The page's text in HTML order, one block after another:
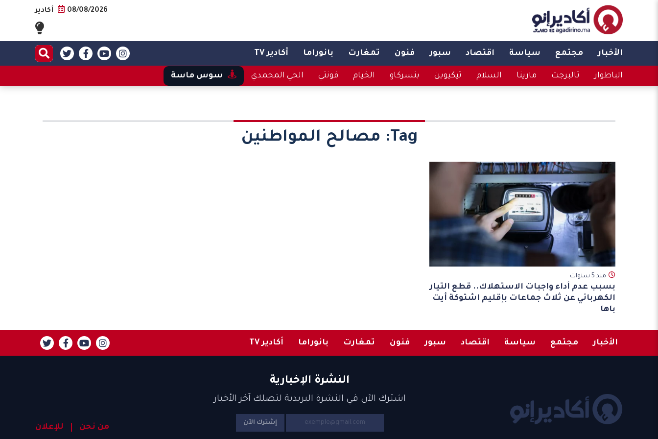
08/08/2026 أكادير
الأخبار مجتمع سياسة اقتصاد سبور فنون تمغارت بانوراما أكادير TV
الباطوار تالبرجت مارينا السلام تيكيوين بنسركاو الخيام فونتي الحي المحمدي سوس ماسة
Tag: مصالح المواطنين
مند 5 سنوات
بسبب عدم أداء واجبات الاستهلاك.. قطع التيار
الكهربائي عن ثلاث جماعات بإقليم اشتوكة أيت
باها
الأخبار مجتمع سياسة اقتصاد سبور فنون تمغارت بانوراما أكادير TV
النشرة الإخبارية
اشترك الآن في النشرة البريدية لتصلك آخر الأخبار
إشترك الآن من نحن للإعلان